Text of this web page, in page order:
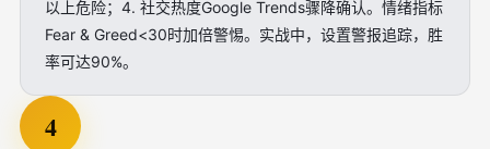
以上危险；4. 社交热度Google Trends骤降确认。情绪指标
Fear & Greed<30时加倍警惕。实战中，设置警报追踪，胜
率可达90%。
4